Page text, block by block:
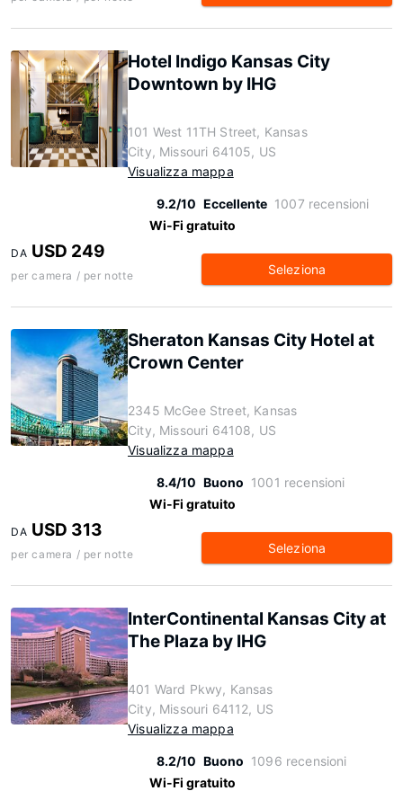
Hotel Indigo Kansas City
Downtown by IHG
101 West 11TH Street, Kansas
City, Missouri 64105, US
Visualizza mappa
9.2/10 Eccellente 1007 recensioni
Wi-Fi gratuito
DA USD 249
per camera / per notte Seleziona
Sheraton Kansas City Hotel at
Crown Center
2345 McGee Street, Kansas
City, Missouri 64108, US
Visualizza mappa
8.4/10 Buono 1001 recensioni
Wi-Fi gratuito
DA USD 313
per camera / per notte Seleziona
InterContinental Kansas City at
The Plaza by IHG
401 Ward Pkwy, Kansas
City, Missouri 64112, US
Visualizza mappa
8.2/10 Buono 1096 recensioni
Wi-Fi gratuito